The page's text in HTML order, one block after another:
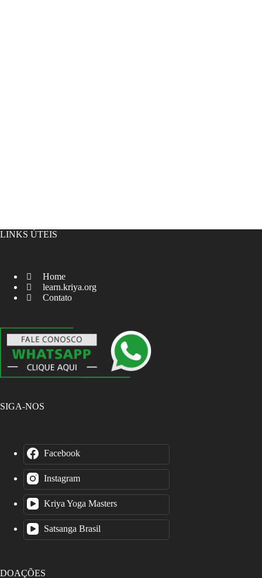
LINKS ÚTEIS
Home
learn.kriya.org
Contato
SIGA-NOS
Facebook
Instagram
Kriya Yoga Masters
Satsanga Brasil
DOAÇÕES